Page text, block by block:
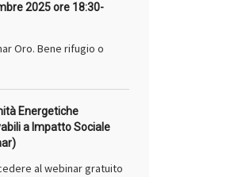
2025 ore 18:30-
Oro. Bene rifugio o
Energetiche
a Impatto Sociale
al webinar gratuito